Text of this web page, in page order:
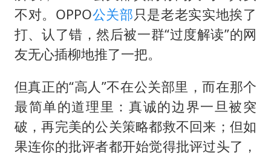
不对。OPPO公关部只是老老实实地挨了
打、认了错，然后被一群“过度解读”的网
友无心插柳地推了一把。
但真正的“高人”不在公关部里，而在那个
最简单的道理里：真诚的边界一旦被突
破，再完美的公关策略都救不回来；但如
果连你的批评者都开始觉得批评过头了，